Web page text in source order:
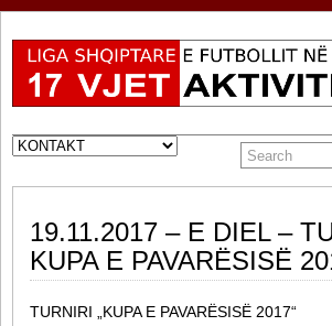
19.11.2017 – E DIEL –
KUPA E PAVARËSISË
TURNIRI „KUPA E PAVARËSISË 2017“